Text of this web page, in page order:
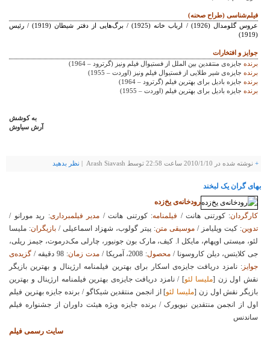
فیلم‌شناسی (طراح صحنه)
عروس گلومدال (1926) / ارباب خانه (1925) / برگ‌هایی از دفتر شیطان (1919) / رئیس
(1919)
جوایز و افتخارات
برنده جایزه‌ی منتقدین بین الملل از فستیوال فیلم ونیز (گرترود – 1964)
برنده جایزه‌ی شیر طلایی از فستیوال فیلم ونیز (اوردت – 1955)
برنده جایزه بادیل برای بهترین فیلم (گرترود – 1964)
برنده جایزه بادیل برای بهترین فیلم (اوردت – 1955)
به کوشش
آرش سیاوش
+ نوشته شده در 2010/1/10 ساعت 22:58 توسط Arash Siavash | نظر بدهيد
بهای گران یک لبخند
رودخانه‌ی یخ‌زده
کارگردان: کورتنی هانت / فیلمنامه: کورتنی هانت / مدیر فیلمبرداری: رید مورانو /
تدوین: کیت ویلیامز / موسیقی متن: پیتر گولوب، شهزاد اسماعیلی / بازیگران: ملیسا
لئو، میستی اوپهام، مایکل ا. کیف، مارک بون جونیور، چارلی مک‌درموت، جیمز ریلی،
جی کلایتس، دیلن کاروسونا / محصول: 2008، آمریکا / مدت زمان: 98 دقیقه /
گزیده‌ی
جوایز : نامزد دریافت جایزه‌ی اسکار برای بهترین فیلمنامه ارژینال و بهترین بازیگر
نقش اول زن [ملیسا لئو] / نامزد دریافت جایزه‌ی بهترین فیلمنامه ارژینال و بهترین
بازیگر نقش اول زن [ملیسا لئو] از انجمن منتقدین شیکاگو / برنده جایزه بهترین فیلم
اول از انجمن منتقدین نیویورک / برنده جایزه ویژه هیئت داوران از جشنواره فیلم
ساندنس
سایت رسمی فیلم